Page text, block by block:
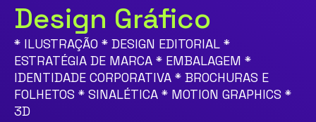
Design Gráfico
* ILUSTRAÇÃO * DESIGN EDITORIAL *
ESTRATÉGIA DE MARCA * EMBALAGEM *
IDENTIDADE CORPORATIVA * BROCHURAS E
FOLHETOS * SINALÉTICA * MOTION GRAPHICS *
3D